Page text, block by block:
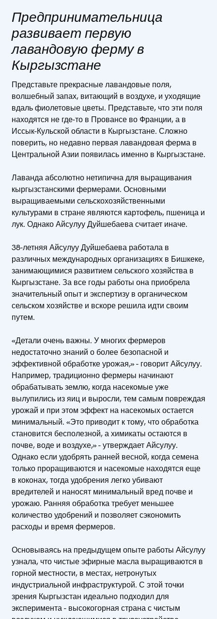
Предпринимательница
развивает первую
лавандовую ферму в
Кыргызстане
Представьте прекрасные лавандовые поля,
волшебный запах, витающий в воздухе, и уходящие
вдаль фиолетовые цветы. Представьте, что эти поля
находятся не где-то в Провансе во Франции, а в
Иссык-Кульской области в Кыргызстане. Сложно
поверить, но недавно первая лавандовая ферма в
Центральной Азии появилась именно в Кыргызстане.
Лаванда абсолютно нетипична для выращивания
кыргызстанскими фермерами. Основными
выращиваемыми сельскохозяйственными
культурами в стране являются картофель, пшеница и
лук. Однако Айсулуу Дуйшебаева считает иначе.
38-летняя Айсулуу Дуйшебаева работала в
различных международных организациях в Бишкеке,
занимающимися развитием сельского хозяйства в
Кыргызстане. За все годы работы она приобрела
значительный опыт и экспертизу в органическом
сельском хозяйстве и вскоре решила идти своим
путем.
«Детали очень важны. У многих фермеров
недостаточно знаний о более безопасной и
эффективной обработке урожая,» - говорит Айсулуу.
Например, традиционно фермеры начинают
обрабатывать землю, когда насекомые уже
вылупились из яиц и выросли, тем самым повреждая
урожай и при этом эффект на насекомых остается
минимальный. «Это приводит к тому, что обработка
становится бесполезной, а химикаты остаются в
почве, воде и воздухе,» - утверждает Айсулуу.
Однако если удобрять ранней весной, когда семена
только проращиваются и насекомые находятся еще
в коконах, тогда удобрения легко убивают
вредителей и наносят минимальный вред почве и
урожаю. Ранняя обработка требует меньшее
количество удобрений и позволяет сэкономить
расходы и время фермеров.
Основываясь на предыдущем опыте работы Айсулуу
узнала, что чистые эфирные масла выращиваются в
горной местности, в местах, нетронутых
индустриальной инфраструктурой. С этой точки
зрения Кыргызстан идеально подходил для
эксперимента - высокогорная страна с чистым